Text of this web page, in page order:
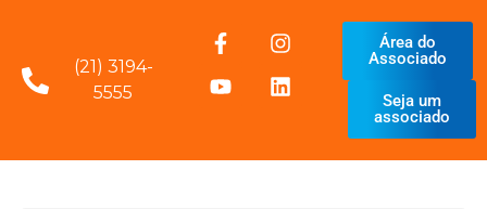
(21) 3194-
5555
Área do
Associado
Seja um
associado